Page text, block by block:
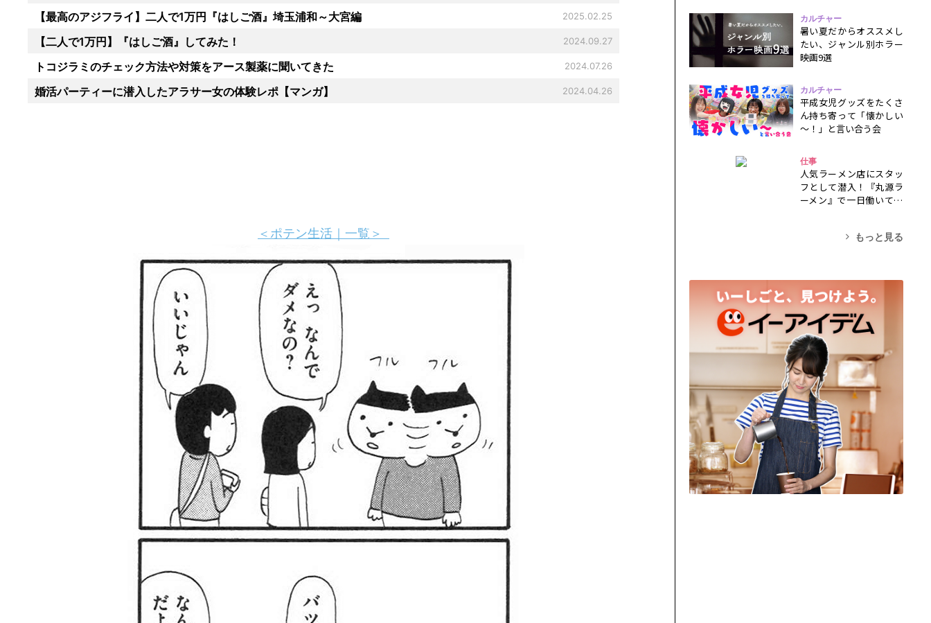
【最高のアジフライ】二人で1万円『はしご酒』埼玉浦和～大宮編 2025.02.25
【二人で1万円】『はしご酒』してみた！ 2024.09.27
トコジラミのチェック方法や対策をアース製薬に聞いてきた 2024.07.26
婚活パーティーに潜入したアラサー女の体験レポ【マンガ】 2024.04.26
＜ポテン生活｜一覧＞
カルチャー
暑い夏だからオススメし
たい、ジャンル別ホラー
映画9選
カルチャー
平成女児グッズをたくさ
ん持ち寄って「懐かしい
～！」と言い合う会
仕事
人気ラーメン店にスタッ
フとして潜入！『丸源ラ
ーメン』で一日働いてみ
もっと見る